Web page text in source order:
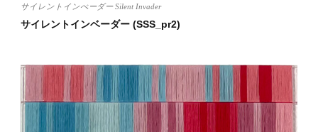
サイレントインべーダー Silent Invader
サイレントインベーダー (SSS_pr2)